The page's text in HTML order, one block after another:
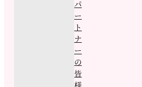
パ
ー
ト
ナ
ー
の
皆